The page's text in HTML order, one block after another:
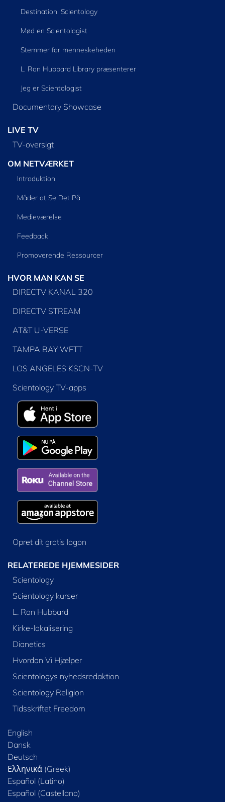
Destination: Scientology
Mød en Scientologist
Stemmer for menneskeheden
L. Ron Hubbard Library præsenterer
Jeg er Scientologist
Documentary Showcase
LIVE TV
TV-oversigt
OM NETVÆRKET
Introduktion
Måder at Se Det På
Medieværelse
Feedback
Promoverende Ressourcer
HVOR MAN KAN SE
DIRECTV KANAL 320
DIRECTV STREAM
AT&T U-VERSE
TAMPA BAY WFTT
LOS ANGELES KSCN-TV
Scientology TV-apps
Opret dit gratis logon
RELATEREDE HJEMMESIDER
Scientology
Scientology kurser
L. Ron Hubbard
Kirke-lokalisering
Dianetics
Hvordan Vi Hjælper
Scientologys nyhedsredaktion
Scientology Religion
Tidsskriftet Freedom
English
Dansk
Deutsch
Ελληνικά (Greek)
Español (Latino)
Español (Castellano)